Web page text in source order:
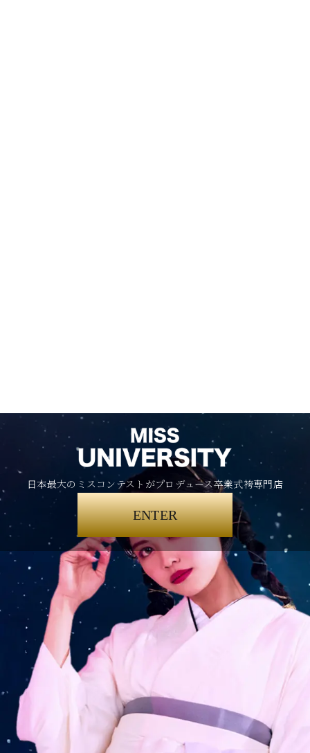
日本最大のミスコンテストがプロデュース卒業式袴専門店
ENTER